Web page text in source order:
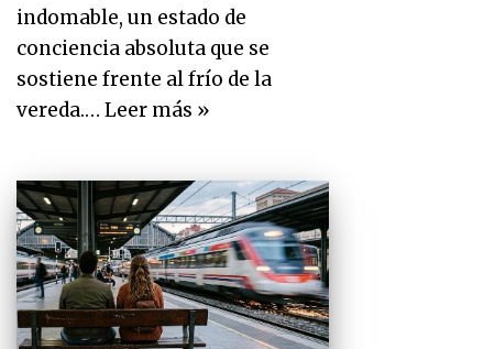
indomable, un estado de
conciencia absoluta que se
sostiene frente al frío de la
vereda.… Leer más »